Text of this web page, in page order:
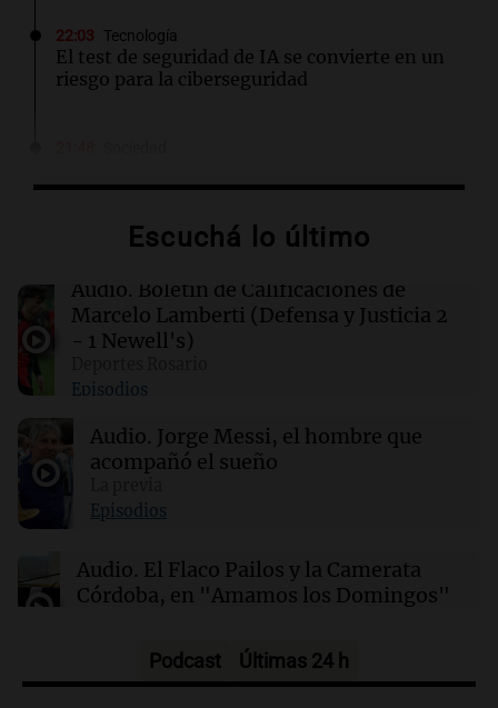
22:03 Tecnología
El test de seguridad de IA se convierte en un
riesgo para la ciberseguridad
millones de dólares se repartirán entre 44
21:36 Deportes
El futbolista argentino Matías Pourrain
permanece detenido en una cárcel de máxima
seguridad en EE. UU.
¿Por qué los dinosaurios nunca evolucionaron
a tamaños diminutos si alcanzaron
gigantescas proporciones?
Químicos rompen barreras en reacciones
químicas al liberar electrones directamente en
Escuchá lo último
Audio. Boletín de Calificaciones de
Marcelo Lamberti (Defensa y Justicia 2
- 1 Newell's)
Episodios
Audio. Jorge Messi, el hombre que
acompañó el sueño
Episodios
Audio. El Flaco Pailos y la Camerata
Córdoba, en "Amamos los Domingos"
Podcast Últimas 24 h